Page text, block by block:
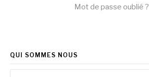
Mot de passe oublié ?
QUI SOMMES NOUS